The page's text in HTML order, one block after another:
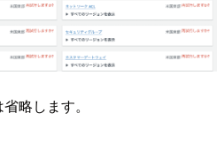
略します。